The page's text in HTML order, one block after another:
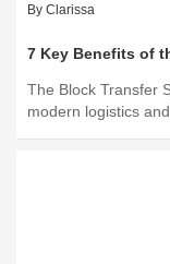
By Clarissa
The Block Transfer
modern logistics